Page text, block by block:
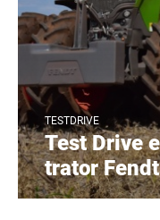
TESTDRIVE
Test Drive
trator